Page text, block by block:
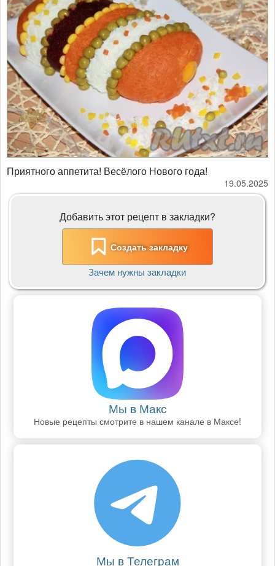
Приятного аппетита! Весёлого Нового года!
19.05.2025
Добавить этот рецепт в закладки?
Создать закладку
Зачем нужны закладки
Мы в Макс
Новые рецепты смотрите в нашем канале в Максе!
Мы в Телеграм